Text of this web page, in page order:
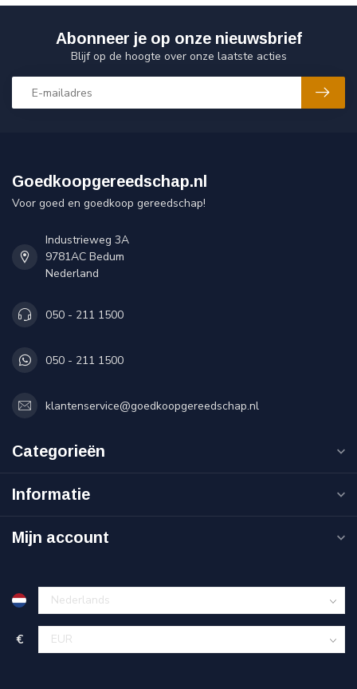
Abonneer je op onze nieuwsbrief
Blijf op de hoogte over onze laatste acties
Goedkoopgereedschap.nl
Voor goed en goedkoop gereedschap!
Industrieweg 3A
9781AC Bedum
Nederland
050 - 211 1500
050 - 211 1500
klantenservice@goedkoopgereedschap.nl
Categorieën
Informatie
Mijn account
€